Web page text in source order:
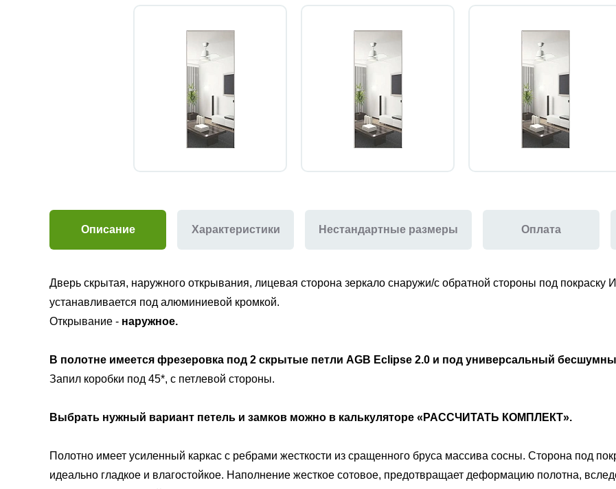
Описание Характеристики Нестандартные размеры Оплата
Дверь скрытая, наружного открывания, лицевая сторона зеркало снаружи/с обратной стороны под покраску
устанавливается под алюминиевой кромкой.
Открывание - наружное.
В полотне имеется фрезеровка под 2 скрытые петли AGB Eclipse 2.0 и под универсальный
Запил коробки под 45*, с петлевой стороны.
Выбрать нужный вариант петель и замков можно в калькуляторе «РАССЧИТАТЬ КОМПЛЕКТ».
Полотно имеет усиленный каркас с ребрами жесткости из сращенного бруса массива сосны. Сторона под
идеально гладкое и влагостойкое. Наполнение жесткое сотовое, предотвращает деформацию полотна,